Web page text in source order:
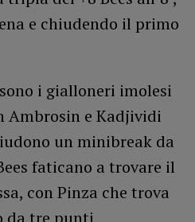
e chiudendo il primo
i gialloneri imolesi
Ambrosin e Kadjividi
un minibreak da
faticano a trovare il
con Pinza che trova
da tre punti